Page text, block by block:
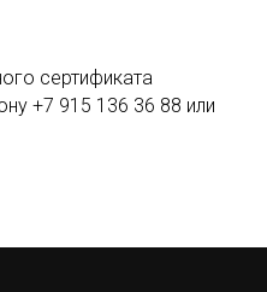
сертификата
+7 915 136 36 88 или